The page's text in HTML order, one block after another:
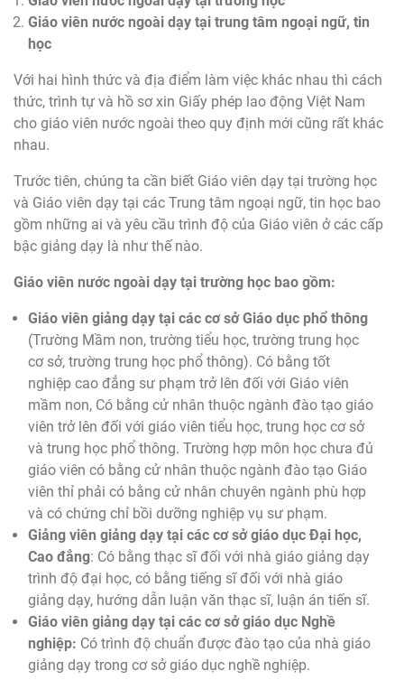
Giáo viên nước ngoài dạy tại trung tâm ngoại ngữ, tin
học
Với hai hình thức và địa điểm làm việc khác nhau thì cách
thức, trình tự và hồ sơ xin Giấy phép lao động Việt Nam
cho giáo viên nước ngoài theo quy định mới cũng rất khác
nhau.
Trước tiên, chúng ta cần biết Giáo viên dạy tại trường học
và Giáo viên dạy tại các Trung tâm ngoại ngữ, tin học bao
gồm những ai và yêu cầu trình độ của Giáo viên ở các cấp
bậc giảng dạy là như thế nào.
Giáo viên nước ngoài dạy tại trường học bao gồm:
Giáo viên giảng dạy tại các cơ sở Giáo dục phổ thông
(Trường Mầm non, trường tiểu học, trường trung học
cơ sở, trường trung học phổ thông). Có bằng tốt
nghiệp cao đẳng sư phạm trở lên đối với Giáo viên
mầm non, Có bằng cử nhân thuộc ngành đào tạo giáo
viên trở lên đối với giáo viên tiểu học, trung học cơ sở
và trung học phổ thông. Trường hợp môn học chưa đủ
giáo viên có bằng cử nhân thuộc ngành đào tạo Giáo
viên thỉ phải có bằng cử nhân chuyên ngành phù hợp
và có chứng chỉ bồi dưỡng nghiệp vụ sư phạm.
Giảng viên giảng dạy tại các cơ sở giáo dục Đại học,
Cao đẳng: Có bằng thạc sĩ đối với nhà giáo giảng dạy
trình độ đại học, có bằng tiếng sĩ đối với nhà giáo
giảng dạy, hướng dẫn luận văn thạc sĩ, luận án tiến sĩ.
Giáo viên giảng dạy tại các cơ sở giáo dục Nghề
nghiệp: Có trình độ chuẩn được đào tạo của nhà giáo
giảng dạy trong cơ sở giáo dục nghề nghiệp.